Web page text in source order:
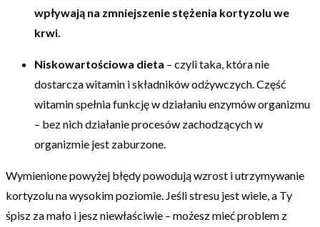
wpływają na zmniejszenie stężenia kortyzolu we
krwi.
Niskowartościowa dieta – czyli taka, która nie
dostarcza witamin i składników odżywczych. Część
witamin spełnia funkcję w działaniu enzymów organizmu
– bez nich działanie procesów zachodzących w
organizmie jest zaburzone.
Wymienione powyżej błędy powodują wzrost i utrzymywanie
kortyzolu na wysokim poziomie. Jeśli stresu jest wiele, a Ty
śpisz za mało i jesz niewłaściwie – możesz mieć problem z